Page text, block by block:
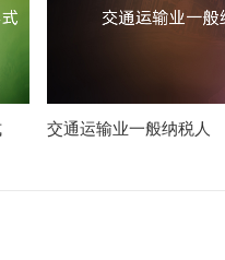
交通运输业一般纳税人